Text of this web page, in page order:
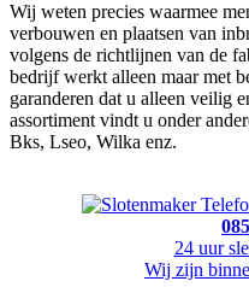
Wij weten precies waarmee
verbouwen en plaatsen van
volgens de richtlijnen van de
bedrijf werkt alleen maar met
garanderen dat u alleen veilig
assortiment vindt u onder
Bks, Lseo, Wilka enz.
24 uur
Wij zijn